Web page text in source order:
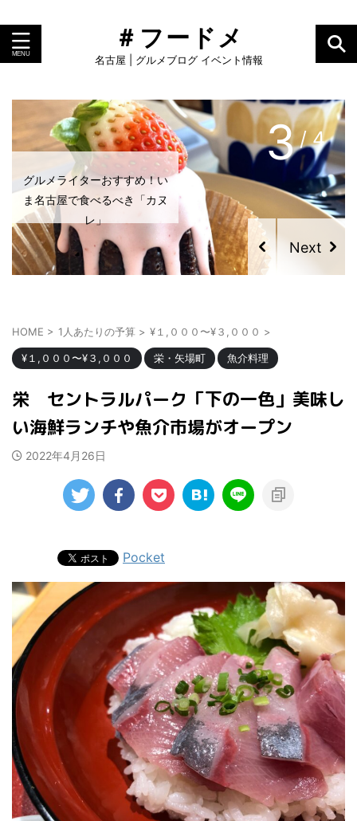
＃フードメ
名古屋 | グルメブログ イベント情報
グルメライターおすすめ！い
ま名古屋で食べるべき「カヌ
レ」
3/ 4
HOME > 1人あたりの予算 > ¥１,０００〜¥３,０００ >
¥１,０００〜¥３,０００ 栄・矢場町 魚介料理
栄 セントラルパーク「下の一色」美味し
い海鮮ランチや魚介市場がオープン
2022年4月26日
Pocket